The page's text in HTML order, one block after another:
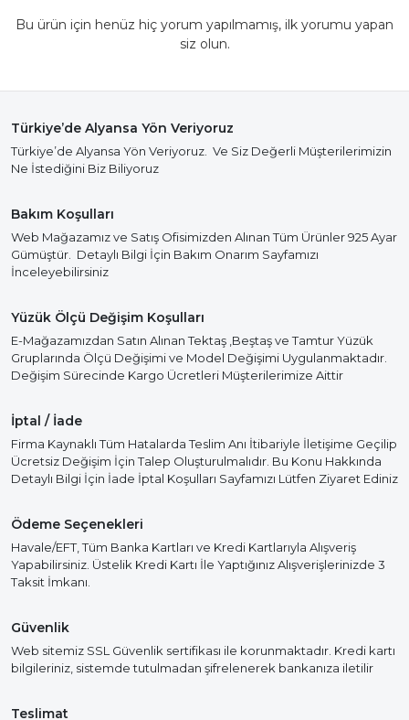
Bu ürün için henüz hiç yorum yapılmamış, ilk yorumu yapan
siz olun.
Türkiye’de Alyansa Yön Veriyoruz
Türkiye’de Alyansa Yön Veriyoruz. Ve Siz Değerli Müşterilerimizin
Ne İstediğini Biz Biliyoruz
Bakım Koşulları
Web Mağazamız ve Satış Ofisimizden Alınan Tüm Ürünler 925 Ayar
Gümüştür. Detaylı Bilgi İçin Bakım Onarım Sayfamızı
İnceleyebilirsiniz
Yüzük Ölçü Değişim Koşulları
E-Mağazamızdan Satın Alınan Tektaş ,Beştaş ve Tamtur Yüzük
Gruplarında Ölçü Değişimi ve Model Değişimi Uygulanmaktadır.
Değişim Sürecinde Kargo Ücretleri Müşterilerimize Aittir
İptal / İade
Firma Kaynaklı Tüm Hatalarda Teslim Anı İtibariyle İletişime Geçilip
Ücretsiz Değişim İçin Talep Oluşturulmalıdır. Bu Konu Hakkında
Detaylı Bilgi İçin İade İptal Koşulları Sayfamızı Lütfen Ziyaret Ediniz
Ödeme Seçenekleri
Havale/EFT, Tüm Banka Kartları ve Kredi Kartlarıyla Alışveriş
Yapabilirsiniz. Üstelik Kredi Kartı İle Yaptığınız Alışverişlerinizde 3
Taksit İmkanı.
Güvenlik
Web sitemiz SSL Güvenlik sertifikası ile korunmaktadır. Kredi kartı
bilgileriniz, sistemde tutulmadan şifrelenerek bankanıza iletilir
Teslimat